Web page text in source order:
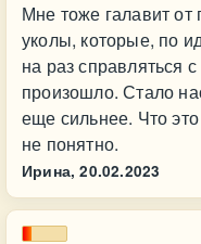
Мне тоже галавит
уколы, которые, по
на раз справляться
произошло. Стало
еще сильнее. Что
не понятно.
Ирина, 20.02.2023